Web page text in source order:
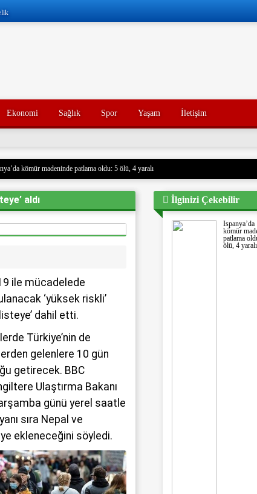
Ekonomi Sağlık Spor Yaşam İletişim
kömür madeninde patlama oldu: 5 ölü, 4 yaralı
Konak’ın yakınları, kötü yorumlarla ilgili yasal işlem başlatacak.
kaçak akaryakıt taşıyan iki gemiye el koydu. Devrim Muhafızları, Basra Körfezi’nde
önce hayatını kaybeden oğlunun trajik ölümünü yaşayan bir baba, acı dolu bir tesadüf
ölümünden tam 7 yıl sonra, baba da geçirdiği bir kaza sonucu hayatını kaybetti.
aldı
ile mücadelede
‘yüksek riskli’
listeye’ dahil etti.
Türkiye’nin de
gelenlere 10 gün
getirecek. BBC
Ulaştırma Bakanı
günü yerel saatle
sıra Nepal ve
ekleneceğini söyledi.
İlginizi Çekebilir
İspanya’da
kömür
patlama
ölü, 4 yaralı